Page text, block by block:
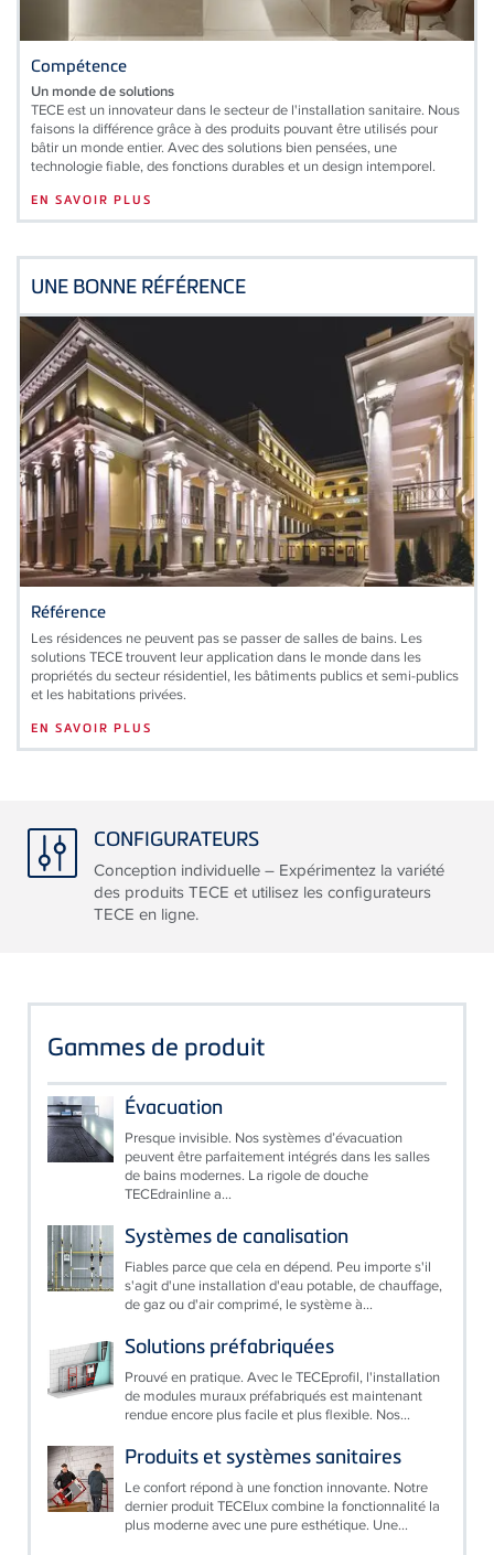
Compétence
Un monde de solutions
TECE est un innovateur dans le secteur de l'installation sanitaire. Nous
faisons la différence grâce à des produits pouvant être utilisés pour
bâtir un monde entier. Avec des solutions bien pensées, une
technologie fiable, des fonctions durables et un design intemporel.
EN SAVOIR PLUS
UNE BONNE RÉFÉRENCE
Référence
Les résidences ne peuvent pas se passer de salles de bains. Les
solutionsTECEtrouvent leur application dans le monde dans les
propriétés du secteur résidentiel, les bâtiments publics et semi-publics
et les habitations privées.
EN SAVOIR PLUS
CONFIGURATEURS
Conception individuelle – Expérimentez la variété
des produits TECE et utilisez les configurateurs
TECE en ligne.
Gammes de produit
Évacuation
Presque invisible. Nos systèmes d’évacuation
peuvent être parfaitement intégrés dans les salles
de bains modernes. La rigole de douche
TECEdrainline a...
Systèmes de canalisation
Fiables parce que cela en dépend. Peu importe s'il
s'agit d'une installation d'eau potable, de chauffage,
de gaz ou d'air comprimé, le système à...
Solutions préfabriquées
Prouvé en pratique. Avec le TECEprofil, l'installation
de modules muraux préfabriqués est maintenant
rendue encore plus facile et plus flexible. Nos...
Produits et systèmes sanitaires
Le confort répond à une fonction innovante. Notre
dernier produit TECElux combine la fonctionnalité la
plus moderne avec une pure esthétique. Une...